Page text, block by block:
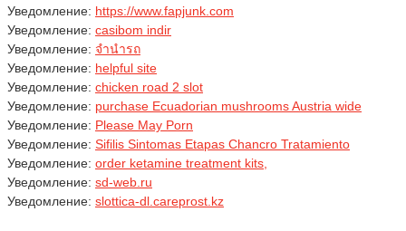
Уведомление: https://www.fapjunk.com
Уведомление: casibom indir
Уведомление: จำนำรถ
Уведомление: helpful site
Уведомление: chicken road 2 slot
Уведомление: purchase Ecuadorian mushrooms Austria wide
Уведомление: Please May Porn
Уведомление: Sifilis Sintomas Etapas Chancro Tratamiento
Уведомление: order ketamine treatment kits,
Уведомление: sd-web.ru
Уведомление: slottica-dl.careprost.kz